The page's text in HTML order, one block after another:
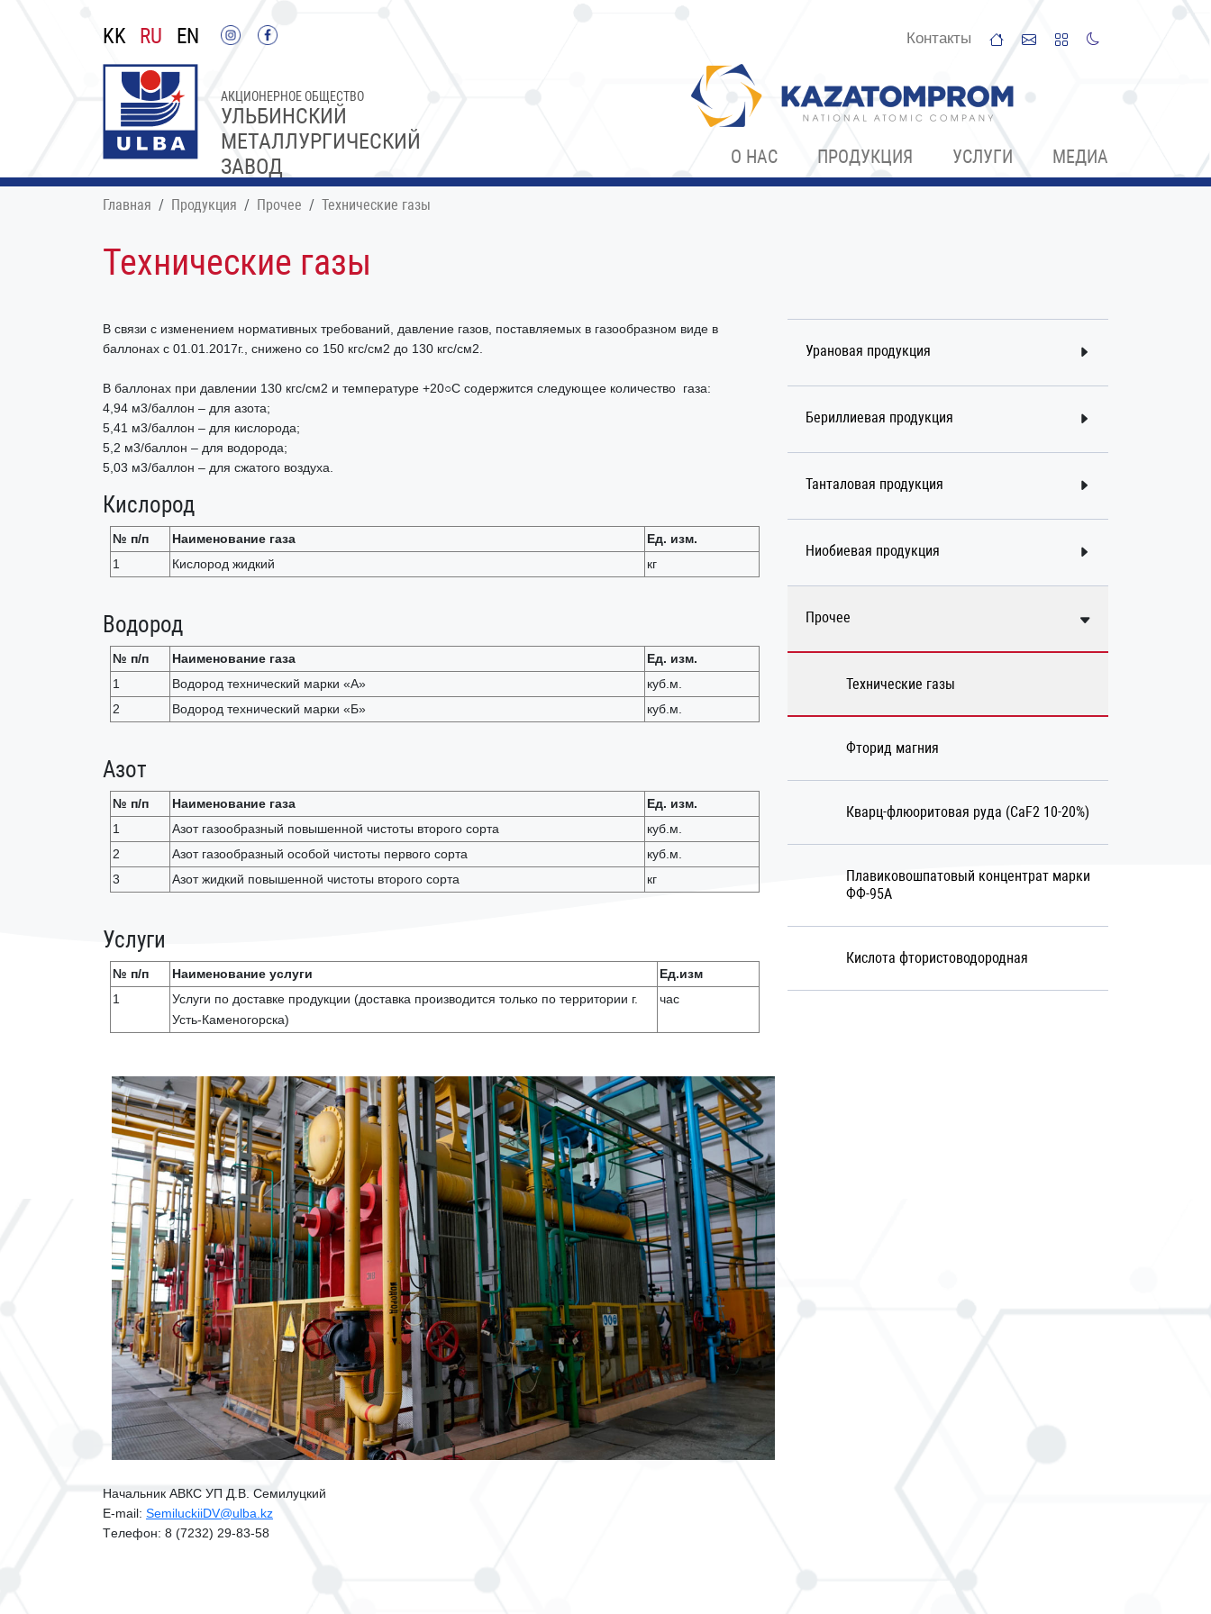
KK RU EN Контакты
УЛЬБИНСКИЙ
МЕТАЛЛУРГИЧЕСКИЙ
ЗАВОД
АКЦИОНЕРНОЕ ОБЩЕСТВО
О НАС ПРОДУКЦИЯ УСЛУГИ МЕДИА
Главная Продукция Прочее Технические газы
Технические газы
В связи с изменением нормативных требований, давление газов, поставляемых в газообразном виде в
баллонах с 01.01.2017г., снижено со 150 кгс/см2 до 130 кгс/см2.
В баллонах при давлении 130 кгс/см2 и температуре +20○С содержится следующее количество газа:
4,94 м3/баллон – для азота;
5,41 м3/баллон – для кислорода;
5,2 м3/баллон – для водорода;
5,03 м3/баллон – для сжатого воздуха.
Кислород
№ п/п Наименование газа
Ед. изм.
1
Кислород жидкий кг
Водород
№ п/п Наименование газа
Ед. изм.
1
Водород технический марки «А»
куб.м.
2
Водород технический марки «Б» куб.м.
Азот
№ п/п Наименование газа
Ед. изм.
1
Азот газообразный повышенной чистоты второго сорта
куб.м.
2
Азот газообразный особой чистоты первого сорта
куб.м.
3
Азот жидкий повышенной чистоты второго сорта кг
Услуги
№ п/п Наименование услуги
Ед.изм
1
Услуги по доставке продукции (доставка производится только по территории г.
Усть-Каменогорска)
час
Начальник АВКС УП Д.В. Семилуцкий
E-mail: SemiluckiiDV@ulba.kz
Tелефон: 8 (7232) 29-83-58
Урановая продукция
Бериллиевая продукция
Танталовая продукция
Ниобиевая продукция
Прочее
Технические газы
Фторид магния
Кварц-флюоритовая руда (СаF2 10-20%)
Плавиковошпатовый концентрат марки
ФФ-95А
Кислота фтористоводородная